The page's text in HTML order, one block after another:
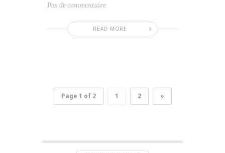
READ MORE
Pas de commentaire
Page 1 of 2 1 2 »